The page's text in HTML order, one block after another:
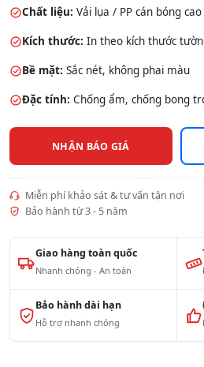
Chất liệu: Vải lụa / PP cán bóng
Kích thước: In theo kích thước
Bề mặt: Sắc nét, không phai màu
Đặc tính: Chống ẩm, chống bong
NHẬN BÁO GIÁ
Miễn phí khảo sát & tư vấn tận nơi
Bảo hành từ 3 - 5 năm
Giao hàng toàn quốc
Nhanh chóng - An toàn
Bảo hành dài hạn
Hỗ trợ nhanh chóng